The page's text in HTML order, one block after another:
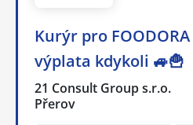
Kurýr pro FOODORA
výplata kdykoli 🚙🍟
21 Consult Group s.r.o.
Přerov